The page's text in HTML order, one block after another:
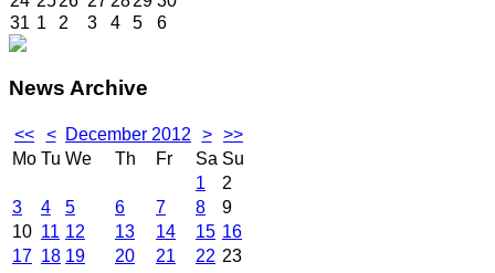
31 1 2 3 4 5 6
News Archive
<< < December 2012 >
>>
Mo Tu We Th Fr Sa Su
1
2
3
4 5 6 7 8
9
10 11 12 13 14 15 16
17 18 19 20 21 22 23